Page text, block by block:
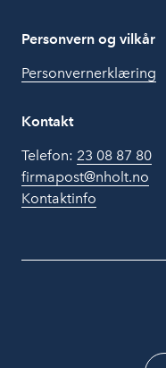
Personvern og vilkår
Personvernerklæring
Kontakt
Telefon: 23 08 87 80
firmapost@nholt.no
Kontaktinfo